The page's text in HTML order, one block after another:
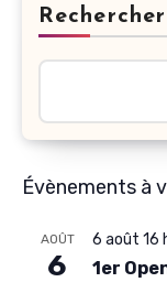
Rechercher
Évènements à
AOÛT
6
6 août 16
1er